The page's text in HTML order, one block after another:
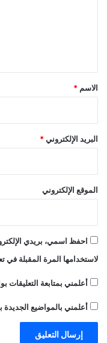
*
الاسم *
البريد الإلكتروني*
الموقع الإلكتروني
احفظ اسمي، بريدي
لاستخدامها المرة المقبلة في
أعلمني بمتابعة التعليقات
أعلمني بالمواضيع الجديدة